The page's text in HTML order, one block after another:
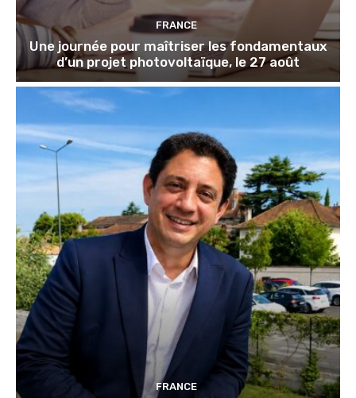
FRANCE
Une journée pour maîtriser les fondamentaux
d’un projet photovoltaïque, le 27 août
FRANCE